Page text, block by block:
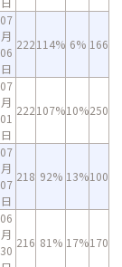
07
月
06
日
222114% 6% 166
07
月
01
日
222107%10%250
07
月
07
日
218 92% 13%100
06
月
30
216 81% 17%170